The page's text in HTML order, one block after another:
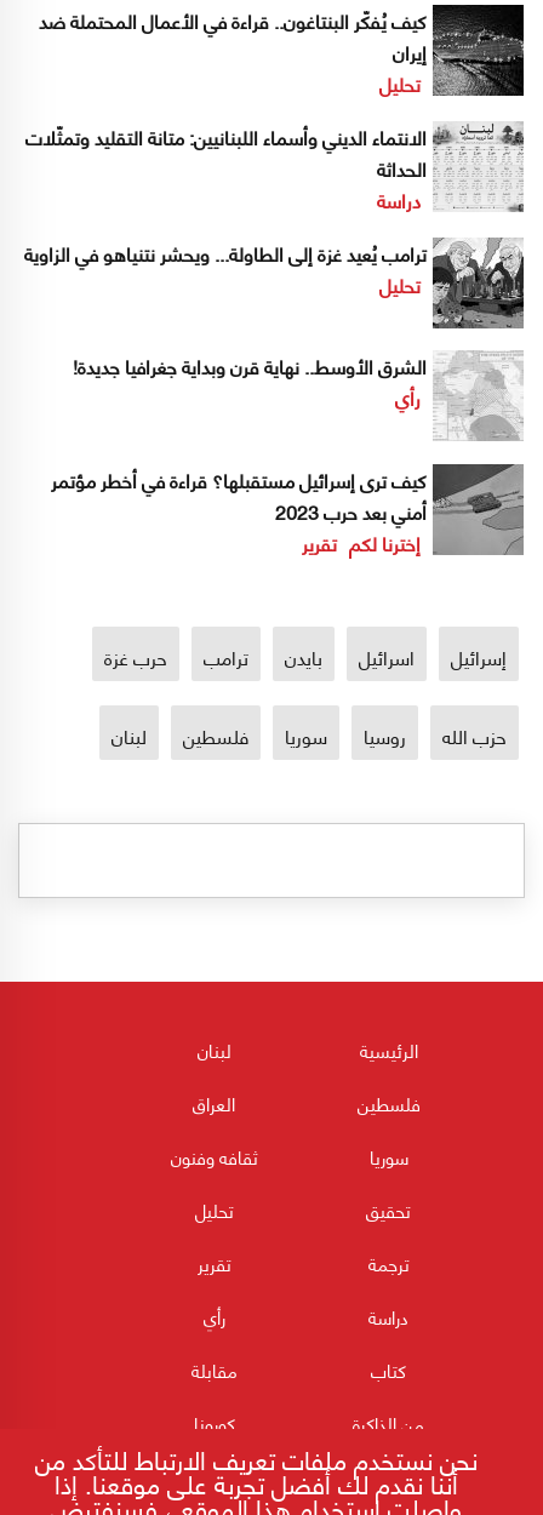
كيف يُفكّر البنتاغون.. قراءة في الأعمال المحتملة ضد
إيران
تحليل
الانتماء الديني وأسماء اللبنانيين: متانة التقليد وتمثّلات
الحداثة
دراسة
ترامب يُعيد غزة إلى الطاولة... ويحشر نتنياهو في الزاوية
تحليل
الشرق الأوسط.. نهاية قرن وبداية جغرافيا جديدة!
رأي
كيف ترى إسرائيل مستقبلها؟ قراءة في أخطر مؤتمر
أمني بعد حرب 2023
إخترنا لكم تقرير
إسرائيل اسرائيل بايدن ترامب حرب غزة
حزب الله روسيا سوريا فلسطين لبنان
الرئيسية
لبنان
فلسطين
العراق
سوريا
ثقافه وفنون
تحقيق
تحليل
ترجمة
تقرير
دراسة
رأي
كتاب
مقابلة
من الذاكرة
كورونا
نحن نستخدم ملفات تعريف الارتباط للتأكد من
أننا نقدم لك أفضل تجربة على موقعنا. إذا